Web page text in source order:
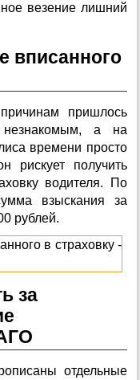
везение лишний
вписанного
пришлось
незнакомым, а на
времени просто
рискует получить
водителя. По
взыскания за
рублей.
за
отдельные